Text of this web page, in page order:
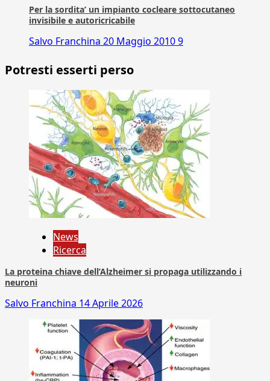
Per la sordita’ un impianto cocleare sottocutaneo
invisibile e autoricricabile
Salvo Franchina 20 Maggio 20109
Potresti esserti perso
News
Ricerca
La proteina chiave dell’Alzheimer si propaga utilizzando i
neuroni
Salvo Franchina 14 Aprile 2026